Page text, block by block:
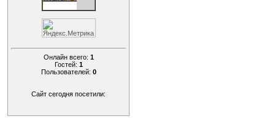
Онлайн всего: 1
Гостей: 1
Пользователей: 0
Сайт сегодня посетили: